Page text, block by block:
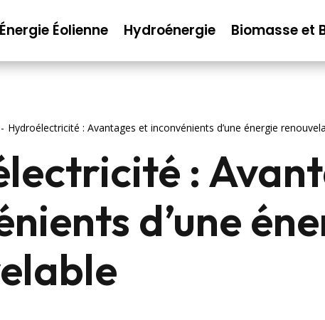
Énergie Éolienne Hydroénergie Biomasse et
Hydroélectricité : Avantages et inconvénients d’une énergie
:
d’une